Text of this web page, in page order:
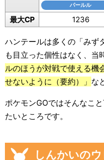
パールル
最大CP 1236
ハンテールは多くの「みず
も目立った個性はなく、当
ルのほうが対戦で使える機
せないように（要約）」 な
ポケモンGOではそんなこ
たいところです。
しんかいのウ